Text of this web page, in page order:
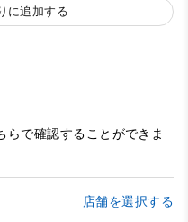
に追加する
らで確認することができま
店舗を選択する